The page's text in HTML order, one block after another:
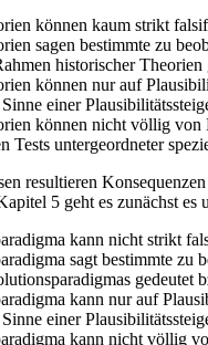
können kaum strikt
sagen bestimmte zu
historischer Theorien
können nur auf
einer
können nicht völlig von
Tests untergeordneter
resultieren
5 geht es zunächst es
kann nicht strikt
sagt bestimmte zu
gedeutet
kann nur auf
einer
kann nicht völlig